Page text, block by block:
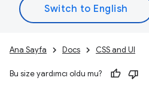
Ana Sayfa Docs CSS and UI
Bu size yardımcı oldu mu?